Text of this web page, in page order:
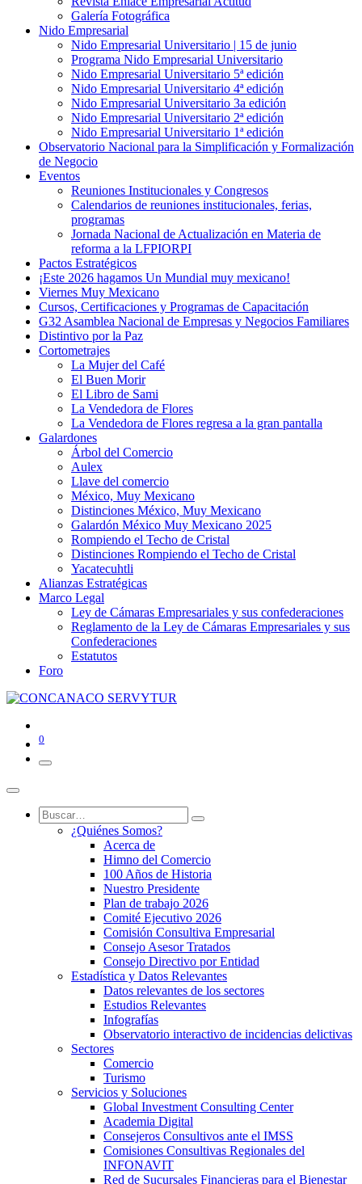
Galería Fotográfica
Nido Empresarial
Nido Empresarial Universitario | 15 de junio
Programa Nido Empresarial Universitario
Nido Empresarial Universitario 5ª edición
Nido Empresarial Universitario 4ª edición
Nido Empresarial Universitario 3a edición
Nido Empresarial Universitario 2ª edición
Nido Empresarial Universitario 1ª edición
Observatorio Nacional para la Simplificación y Formalización
de Negocio
Eventos
Reuniones Institucionales y Congresos
Calendarios de reuniones institucionales, ferias,
programas
Jornada Nacional de Actualización en Materia de
reforma a la LFPIORPI
Pactos Estratégicos
¡Este 2026 hagamos Un Mundial muy mexicano!
Viernes Muy Mexicano
Cursos, Certificaciones y Programas de Capacitación
G32 Asamblea Nacional de Empresas y Negocios Familiares
Distintivo por la Paz
Cortometrajes
La Mujer del Café
El Buen Morir
El Libro de Sami
La Vendedora de Flores
La Vendedora de Flores regresa a la gran pantalla
Galardones
Árbol del Comercio
Aulex
Llave del comercio
México, Muy Mexicano
Distinciones México, Muy Mexicano
Galardón México Muy Mexicano 2025
Rompiendo el Techo de Cristal
Distinciones Rompiendo el Techo de Cristal
Yacatecuhtli
Alianzas Estratégicas
Marco Legal
Ley de Cámaras Empresariales y sus confederaciones
Reglamento de la Ley de Cámaras Empresariales y sus
Confederaciones
Estatutos
Foro
0
¿Quiénes Somos?
Acerca de
Himno del Comercio
100 Años de Historia
Nuestro Presidente
Plan de trabajo 2026
Comité Ejecutivo 2026
Comisión Consultiva Empresarial
Consejo Asesor Tratados
Consejo Directivo por Entidad
Estadística y Datos Relevantes
Datos relevantes de los sectores
Estudios Relevantes
Infografías
Observatorio interactivo de incidencias delictivas
Sectores
Comercio
Turismo
Servicios y Soluciones
Global Investment Consulting Center
Academia Digital
Consejeros Consultivos ante el IMSS
Comisiones Consultivas Regionales del
INFONAVIT
Red de Sucursales Financieras para el Bienestar